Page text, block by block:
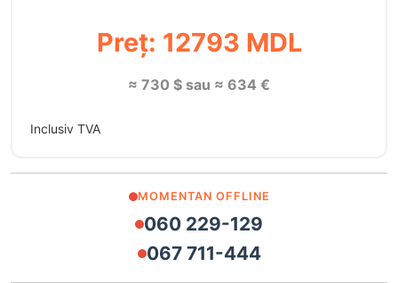
Preț: 12793 MDL
≈ 730 $ sau ≈ 634 €
Inclusiv TVA
MOMENTAN OFFLINE
060 229-129
067 711-444